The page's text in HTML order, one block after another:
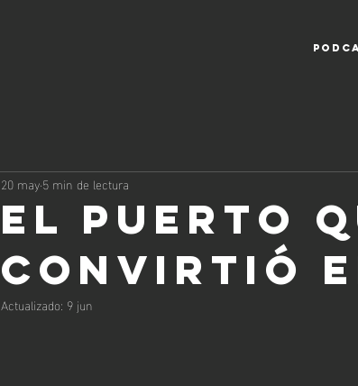
El puerto
convirtió
20 may5 min de lectura
Actualizado: 9 jun